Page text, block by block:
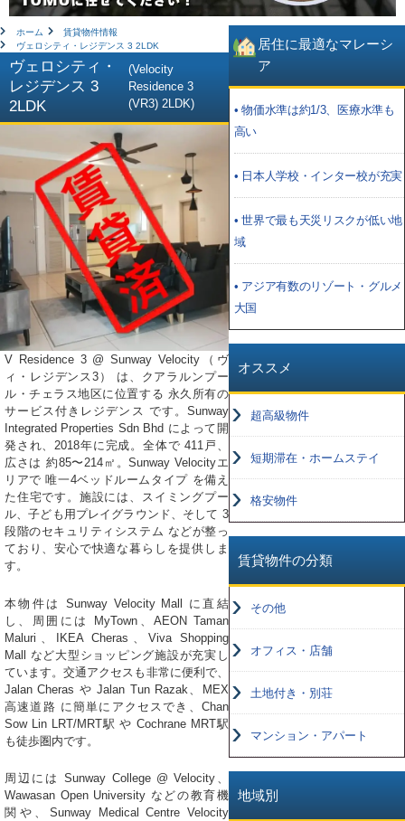
居住に最適なマレーシ
ア
• 物価水準は約1/3、医療水準も
高い
• 日本人学校・インター校が充実
• 世界で最も天災リスクが低い地
域
• アジア有数のリゾート・グルメ
大国
オススメ
超高級物件
短期滞在・ホームステイ
格安物件
賃貸物件の分類
その他
オフィス・店舗
土地付き・別荘
マンション・アパート
地域別
ホーム
賃貸物件情報
ヴェロシティ・レジデンス 3 2LDK
ヴェロシティ・
レジデンス 3
2LDK
(Velocity
Residence 3
(VR3) 2LDK)
V Residence 3 @ Sunway Velocity（ヴ
ィ・レジデンス3） は、クアラルンプー
ル・チェラス地区に位置する 永久所有の
サービス付きレジデンス です。Sunway
Integrated Properties Sdn Bhd によって開
発され、2018年に完成。全体で 411戸、
広さは 約85〜214㎡。Sunway Velocityエ
リアで 唯一4ベッドルームタイプ を備え
た住宅です。施設には、スイミングプー
ル、子ども用プレイグラウンド、そして 3
段階のセキュリティシステム などが整っ
ており、安心で快適な暮らしを提供しま
す。
本物件は Sunway Velocity Mall に直結
し、周囲には MyTown、AEON Taman
Maluri、IKEA Cheras、Viva Shopping
Mall など大型ショッピング施設が充実し
ています。交通アクセスも非常に便利で、
Jalan Cheras や Jalan Tun Razak、MEX
高速道路 に簡単にアクセスでき、Chan
Sow Lin LRT/MRT駅 や Cochrane MRT駅
も徒歩圏内です。
周辺には Sunway College @ Velocity、
Wawasan Open University などの教育機
関や、Sunway Medical Centre Velocity